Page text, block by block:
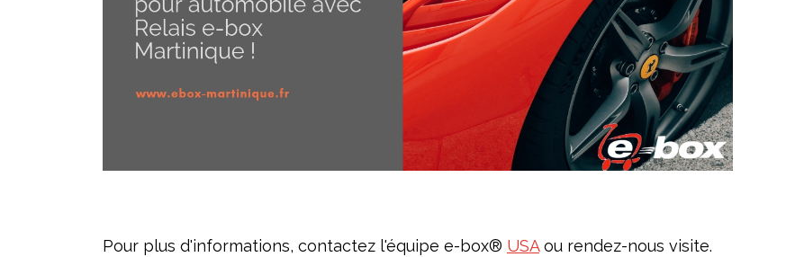
Pour plus d'informations, contactez l'équipe e-box® USAou rendez-nous visite.